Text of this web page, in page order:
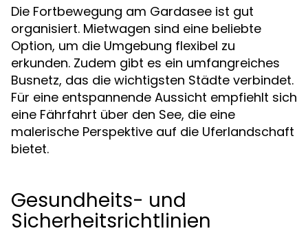
Die Fortbewegung am Gardasee ist gut
organisiert. Mietwagen sind eine beliebte
Option, um die Umgebung flexibel zu
erkunden. Zudem gibt es ein umfangreiches
Busnetz, das die wichtigsten Städte verbindet.
Für eine entspannende Aussicht empfiehlt sich
eine Fährfahrt über den See, die eine
malerische Perspektive auf die Uferlandschaft
bietet.
Gesundheits- und
Sicherheitsrichtlinien